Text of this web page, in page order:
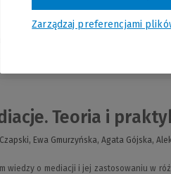
Teoria i
Ewa Gmurzyńska, Agata Gójska,
wiedzy o mediacji i jej zastosowaniu w
Zarządzaj preferencjami